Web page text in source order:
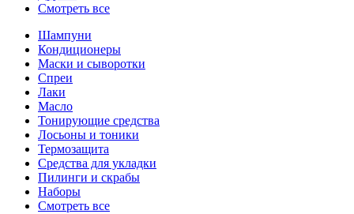
Смотреть все
Шампуни
Кондиционеры
Маски и сыворотки
Спреи
Лаки
Масло
Тонирующие средства
Лосьоны и тоники
Термозащита
Средства для укладки
Пилинги и скрабы
Наборы
Смотреть все